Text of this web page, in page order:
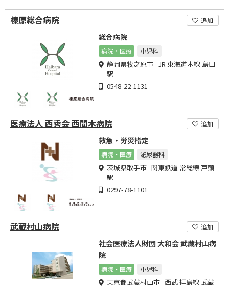
榛原総合病院 追加
総合病院
病院・医療 小児科
静岡県牧之原市 JR 東海道本線 島田
駅
0548-22-1131
医療法人 西秀会 西間木病院 追加
救急・労災指定
病院・医療 泌尿器科
茨城県取手市 関東鉄道 常総線 戸頭
駅
0297-78-1101
武蔵村山病院 追加
社会医療法人財団 大和会 武蔵村山病
院
病院・医療 小児科
東京都武蔵村山市 西武 拝島線 武蔵